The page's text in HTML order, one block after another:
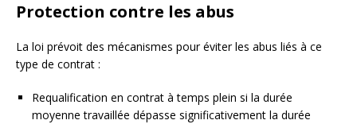
Protection contre les abus
La loi prévoit des mécanismes pour éviter les abus liés à ce
type de contrat :
Requalification en contrat à temps plein si la durée
moyenne travaillée dépasse significativement la durée